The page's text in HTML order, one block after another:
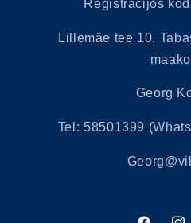
Registracijos
Lillemäe tee 10,
Georg
Tel: 58501399